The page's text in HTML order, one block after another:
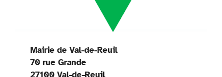
Mairie de Val-de-Reuil
70 rue Grande
27100 Val-de-Reuil